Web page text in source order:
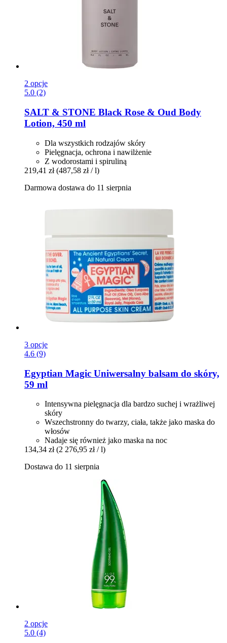
2 opcje
5.0 (2)
SALT & STONE Black Rose & Oud Body
Lotion, 450 ml
Dla wszystkich rodzajów skóry
Pielęgnacja, ochrona i nawilżenie
Z wodorostami i spiruliną
219,41 zł (487,58 zł / l)
Darmowa dostawa do 11 sierpnia
3 opcje
4.6 (9)
Egyptian Magic Uniwersalny balsam do skóry,
59 ml
Intensywna pielęgnacja dla bardzo suchej i wrażliwej
skóry
Wszechstronny do twarzy, ciała, także jako maska do
włosów
Nadaje się również jako maska na noc
134,34 zł (2 276,95 zł / l)
Dostawa do 11 sierpnia
2 opcje
5.0 (4)